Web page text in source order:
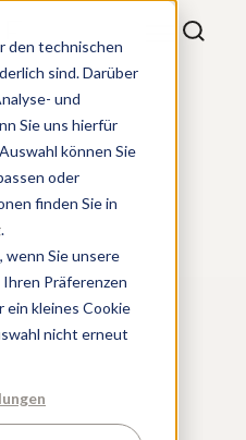
den technischen
sind. Darüber
und
Sie uns hierfür
können Sie
oder
finden Sie in
.
Sie unsere
Präferenzen
ein kleines Cookie
nicht erneut